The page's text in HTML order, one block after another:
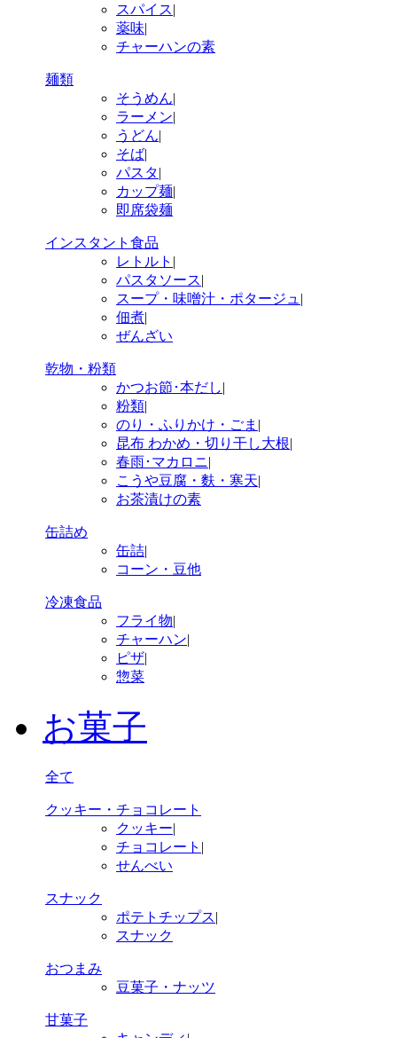
スパイス|
薬味|
チャーハンの素
麺類
そうめん|
ラーメン|
うどん|
そば|
パスタ|
カップ麺|
即席袋麺
インスタント食品
レトルト |
パスタソース|
スープ・味噌汁・ポタージュ |
佃煮|
ぜんざい
乾物・粉類
かつお節･本だし|
粉類|
のり・ふりかけ・ごま |
昆布 わかめ・切り干し大根|
春雨･マカロニ|
こうや豆腐・麩・寒天|
お茶漬けの素
缶詰め
缶詰|
コーン・豆他
冷凍食品
フライ物|
チャーハン|
ピザ|
惣菜
お菓子
全て
クッキー・チョコレート
クッキー|
チョコレート |
せんべい
スナック
ポテトチップス|
スナック
おつまみ
豆菓子・ナッツ
甘菓子